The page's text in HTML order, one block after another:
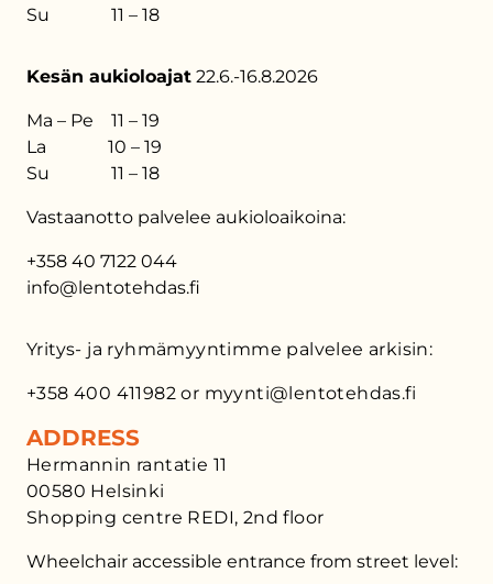
Su 11 – 18
Kesän aukioloajat 22.6.-16.8.2026
Ma – Pe 11 – 19
La 10 – 19
Su 11 – 18
Vastaanotto palvelee aukioloaikoina:
+358 40 7122 044
info@lentotehdas.fi
Yritys- ja ryhmämyyntimme palvelee arkisin:
+358 400 411982 or myynti@lentotehdas.fi
ADDRESS
Hermannin rantatie 11
00580 Helsinki
Shopping centre REDI, 2nd floor
Wheelchair accessible entrance from street level: